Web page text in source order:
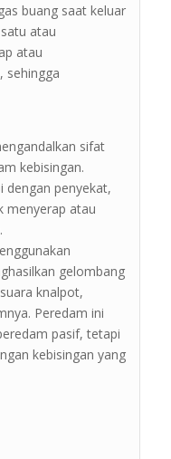
buang saat keluar
atau
atau
sehingga
sifat
kebisingan.
dengan penyekat,
menyerap atau
gelombang
knalpot,
Peredam ini
pasif, tetapi
kebisingan yang